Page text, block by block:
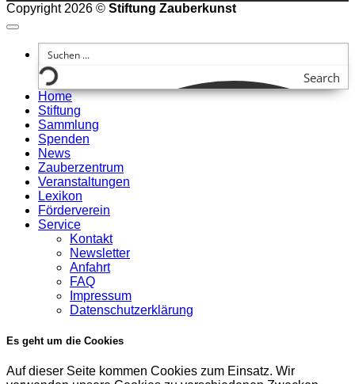
Copyright 2026 © Stiftung Zauberkunst
Search
Home
Stiftung
Sammlung
Spenden
News
Zauberzentrum
Veranstaltungen
Lexikon
Förderverein
Service
Kontakt
Newsletter
Anfahrt
FAQ
Impressum
Datenschutzerklärung
Es geht um die Cookies
Auf dieser Seite kommen Cookies zum Einsatz. Wir